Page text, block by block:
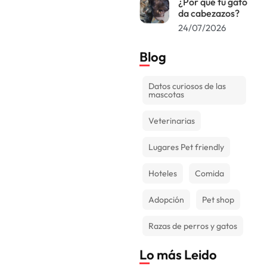
da cabezazos?
24/07/2026
Blog
Datos curiosos de las
mascotas
Veterinarias
Lugares Pet friendly
Hoteles Comida
Adopción Pet shop
Razas de perros y gatos
Lo más Leido